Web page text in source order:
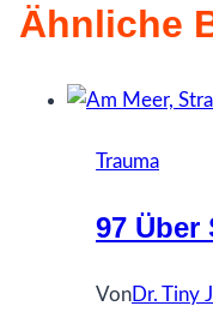
Ähnliche
Trauma
97 Über
VonDr. Tiny